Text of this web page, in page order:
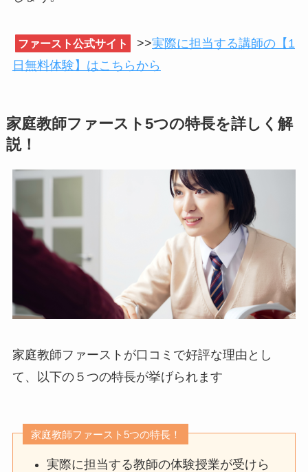
ファースト公式サイト >>実際に担当する講師の【1
日無料体験】はこちらから
家庭教師ファースト5つの特長を詳しく解
説！
家庭教師ファーストが口コミで好評な理由とし
て、以下の５つの特長が挙げられます
家庭教師ファースト5つの特長！
実際に担当する教師の体験授業が受けら